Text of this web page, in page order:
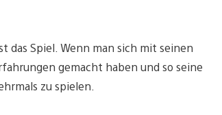
das Spiel. Wenn man sich mit seinen
gemacht haben und so seine
zu spielen.